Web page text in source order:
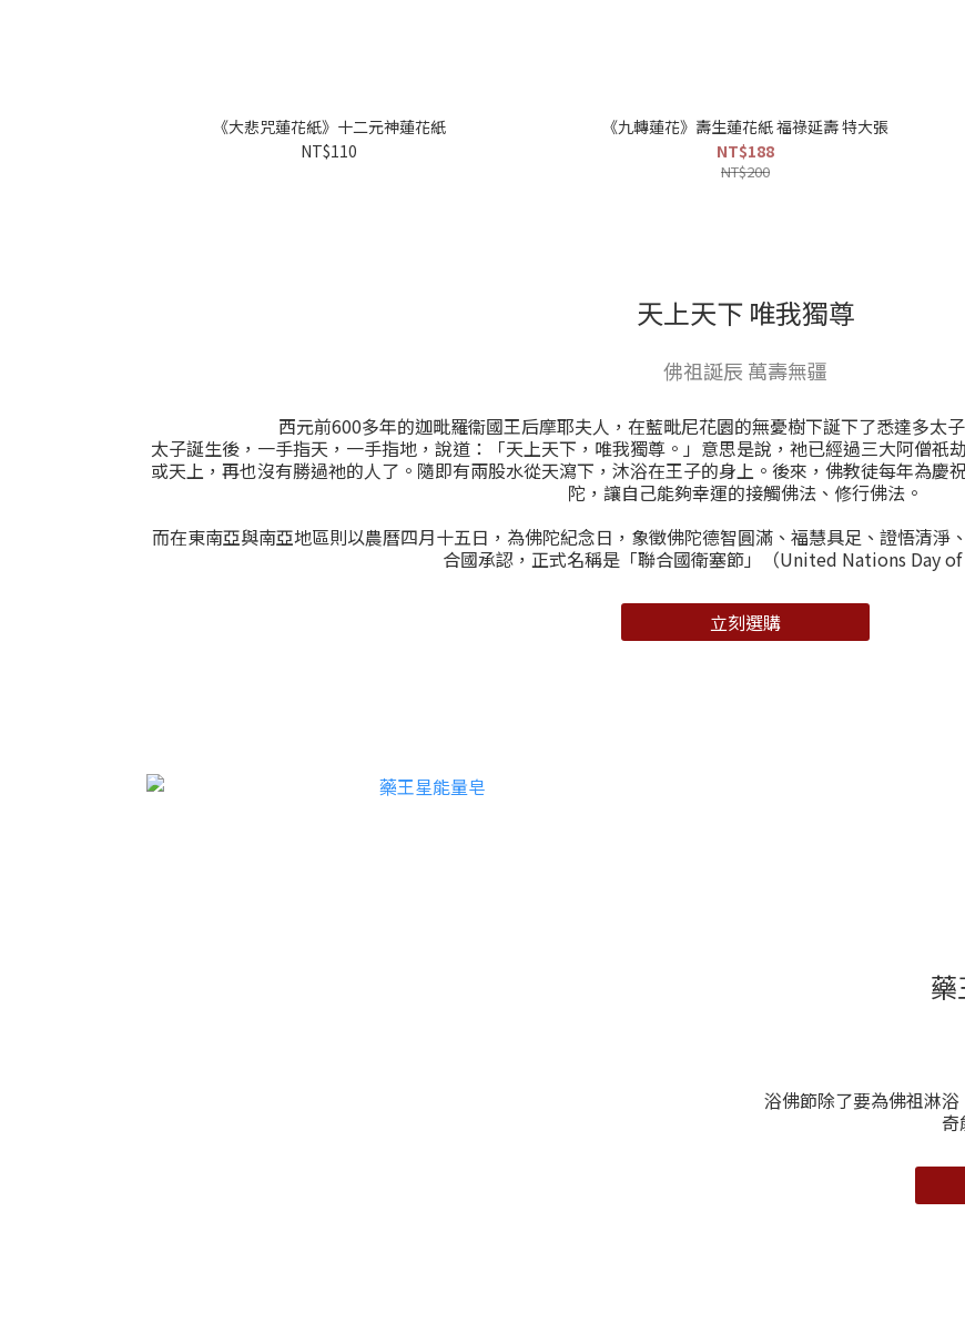
《大悲咒蓮花紙》十二元神蓮花紙
NT$110
《九轉蓮花》壽生蓮花紙 福祿延壽 特大張
NT$188
NT$200
天上天下 唯我獨尊
佛祖誕辰 萬壽無疆
西元前600多年的迦毗羅衞國王后摩耶夫人，在藍毗尼花園的無憂樹下誕下了悉達多太
太子誕生後，一手指天，一手指地，說道：「天上天下，唯我獨尊。」意思是說，祂已經過三大阿僧祇
或天上，再也沒有勝過祂的人了。隨即有兩股水從天瀉下，沐浴在王子的身上。後來，佛教徒每年為慶
陀，讓自己能夠幸運的接觸佛法、修行佛法。
而在東南亞與南亞地區則以農曆四月十五日，為佛陀紀念日，象徵佛陀德智圓滿、福慧具足、證悟清淨
合國承認，正式名稱是「聯合國衛塞節」（United Nations Day of
立刻選購
浴佛節除了要為佛祖淋
奇